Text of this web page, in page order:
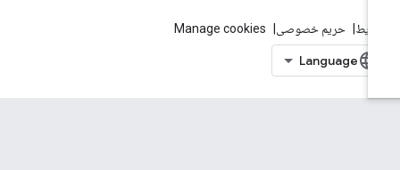
حریم خصوصی Manage cookies